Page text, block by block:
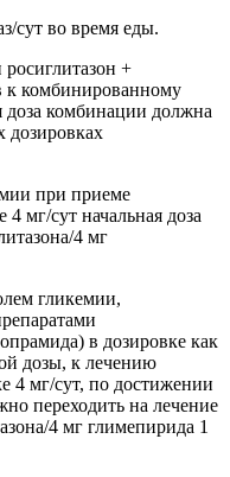
сут во время еды.
+
к комбинированному
доза комбинации должна
дозировках
при приеме
мг/сут начальная доза
4 мг
гликемии,
в дозировке как
дозы, к лечению
4 мг/сут, по достижении
переходить на лечение
4 мг глимепирида 1